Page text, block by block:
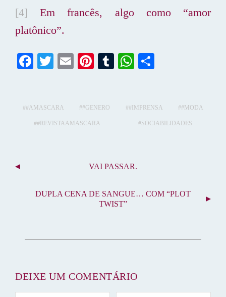
[4] Em francês, algo como “amor
platônico”.
Fa
ok
T
r
E
Pi
es
t
T
bl
W
A
pp
#AMASCARA #GENERO #IMPRENSA #MODA
#REVISTAAMASCARA SOCIABILIDADES
N
D
VAI PASSAR.
DUPLA CENA DE SANGUE… COM “PLOT
TWIST”
DEIXE UM COMENTÁRIO